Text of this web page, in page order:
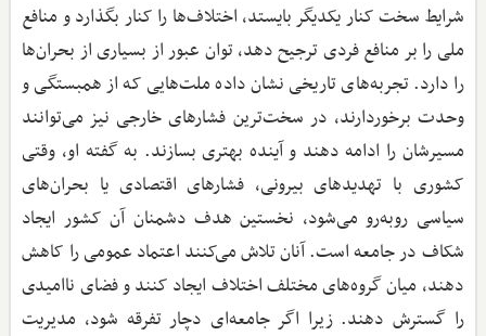
شرایط سخت کنار یکدیگر بایستد، اختلاف‌ها را کنار بگذارد و منافع
ملی را بر منافع فردی ترجیح دهد، توان عبور از بسیاری از بحران‌ها
را دارد. تجربه‌های تاریخی نشان داده ملت‌هایی که از همبستگی و
وحدت برخوردارند، در سخت‌ترین فشارهای خارجی نیز می‌توانند
مسیرشان را ادامه دهند و آینده بهتری بسازند. به گفته او، وقتی
کشوری با تهدیدهای بیرونی، فشارهای اقتصادی یا بحران‌های
سیاسی روبه‌رو می‌شود، نخستین هدف دشمنان آن کشور ایجاد
شکاف در جامعه است. آنان تلاش می‌کنند اعتماد عمومی را کاهش
دهند، میان گروه‌های مختلف اختلاف ایجاد کنند و فضای ناامیدی
را گسترش دهند. زیرا اگر جامعه‌ای دچار تفرقه شود، مدیریت